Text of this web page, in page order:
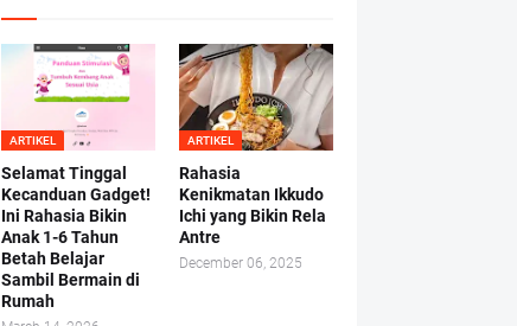
ARTIKEL
Selamat Tinggal
Kecanduan Gadget!
Ini Rahasia Bikin
Anak 1-6 Tahun
Betah Belajar
Sambil Bermain di
Rumah
ARTIKEL
Rahasia
Kenikmatan Ikkudo
Ichi yang Bikin Rela
Antre
December 06, 2025